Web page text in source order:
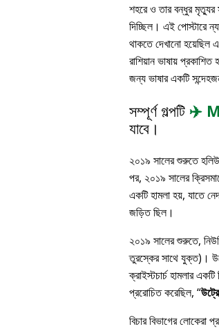
শহরে ও তার বন্ধুর মৃত্যুর
দিচ্ছিল। এই পোস্টারে
থাকতে দেখানো হয়েছিল
রাশিয়ান ভাষায়
জন্য ভাষার একটি
সম্পূর্ণ গল্পটি ✈️
যাবে।
২০১৯ সালের শুরুতে
পর, ২০১৯ সালের
একটি হামলা হয়, যাতে
জড়িত ছিল।
২০১৯ সালের শুরুতে,
তুরস্কের সাথে যুক্ত)।
ক্রাইস্টচার্চ হামলার
প্ররোচিত করেছিল,
বিচার বিভাগের লোকেরা